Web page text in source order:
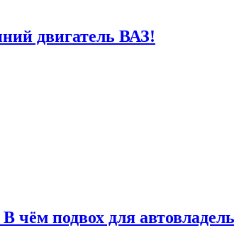
двигатель ВАЗ!
чём подвох для